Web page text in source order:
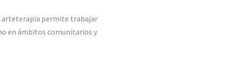
arteterapia permite trabajar
en ámbitos comunitarios y